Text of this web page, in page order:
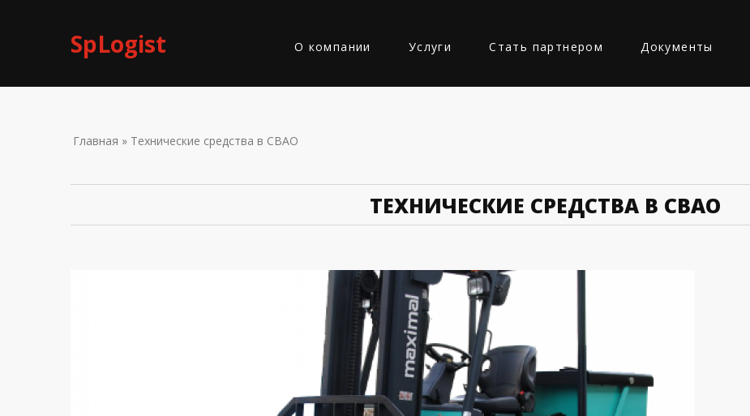
SpLogist О компании Услуги Стать партнером Документы
ВЫ ЗДЕСЬ
Главная » Технические средства в СВАО
ТЕХНИЧЕСКИЕ СРЕДСТВА В СВАО